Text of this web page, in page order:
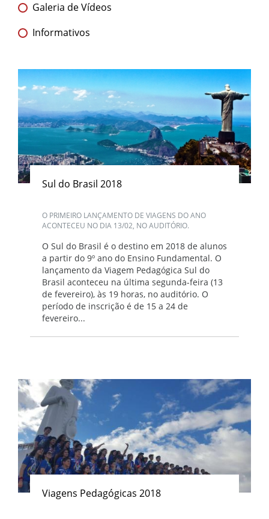
Galeria de Vídeos
Informativos
Sul do Brasil 2018
O PRIMEIRO LANÇAMENTO DE VIAGENS DO ANO
ACONTECEU NO DIA 13/02, NO AUDITÓRIO.
O Sul do Brasil é o destino em 2018 de alunos
a partir do 9º ano do Ensino Fundamental. O
lançamento da Viagem Pedagógica Sul do
Brasil aconteceu na última segunda-feira (13
de fevereiro), às 19 horas, no auditório. O
período de inscrição é de 15 a 24 de
fevereiro...
Viagens Pedagógicas 2018